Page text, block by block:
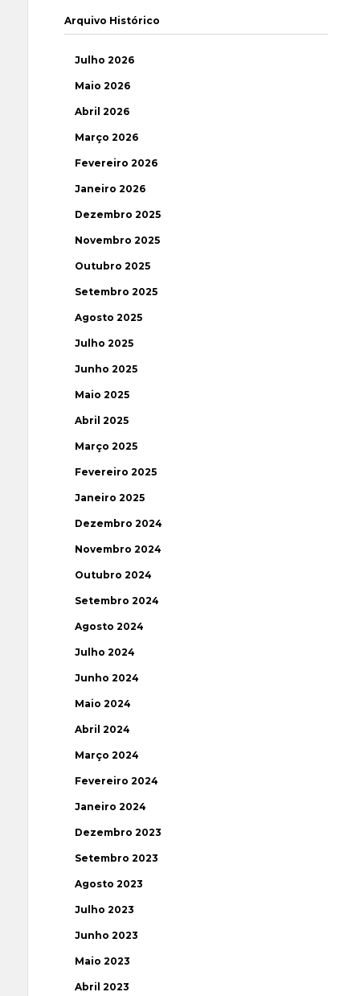
Arquivo Histórico
Julho 2026
Maio 2026
Abril 2026
Março 2026
Fevereiro 2026
Janeiro 2026
Dezembro 2025
Novembro 2025
Outubro 2025
Setembro 2025
Agosto 2025
Julho 2025
Junho 2025
Maio 2025
Abril 2025
Março 2025
Fevereiro 2025
Janeiro 2025
Dezembro 2024
Novembro 2024
Outubro 2024
Setembro 2024
Agosto 2024
Julho 2024
Junho 2024
Maio 2024
Abril 2024
Março 2024
Fevereiro 2024
Janeiro 2024
Dezembro 2023
Setembro 2023
Agosto 2023
Julho 2023
Junho 2023
Maio 2023
Abril 2023